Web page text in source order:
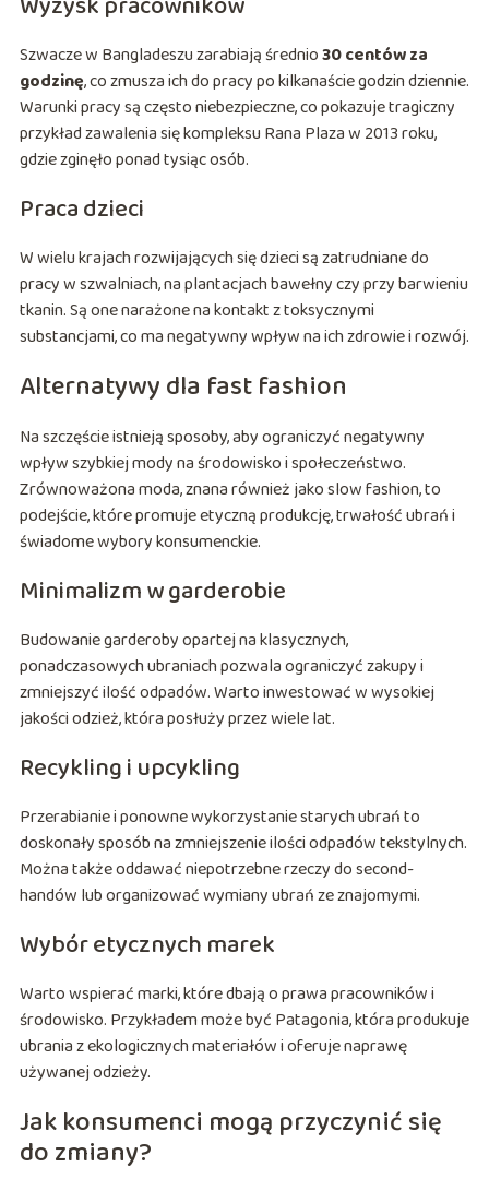
Szwacze w Bangladeszu zarabiają średnio30 centów za
godzinę, co zmusza ich do pracy po kilkanaście godzin dziennie.
Warunki pracy są często niebezpieczne, co pokazuje tragiczny
przykład zawalenia się kompleksu Rana Plaza w 2013 roku,
gdzie zginęło ponad tysiąc osób.
Praca dzieci
W wielu krajach rozwijających się dzieci są zatrudniane do
pracy w szwalniach, na plantacjach bawełny czy przy barwieniu
tkanin. Są one narażone na kontakt z toksycznymi
substancjami, co ma negatywny wpływ na ich zdrowie i rozwój.
Alternatywy dla fast fashion
Na szczęście istnieją sposoby, aby ograniczyć negatywny
wpływ szybkiej mody na środowisko i społeczeństwo.
Zrównoważona moda, znana również jako slow fashion, to
podejście, które promuje etyczną produkcję, trwałość ubrań i
świadome wybory konsumenckie.
Minimalizm w garderobie
Budowanie garderoby opartej na klasycznych,
ponadczasowych ubraniach pozwala ograniczyć zakupy i
zmniejszyć ilość odpadów. Warto inwestować w wysokiej
jakości odzież, która posłuży przez wiele lat.
Recykling i upcykling
Przerabianie i ponowne wykorzystanie starych ubrań to
doskonały sposób na zmniejszenie ilości odpadów tekstylnych.
Można także oddawać niepotrzebne rzeczy do second-
handów lub organizować wymiany ubrań ze znajomymi.
Wybór etycznych marek
Warto wspierać marki, które dbają o prawa pracowników i
środowisko. Przykładem może być Patagonia, która produkuje
ubrania z ekologicznych materiałów i oferuje naprawę
używanej odzieży.
Jak konsumenci mogą przyczynić się
do zmiany?